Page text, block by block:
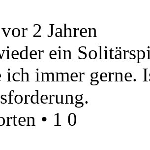
vor 2 Jahren
ein
ich immer gerne.
• 1 0